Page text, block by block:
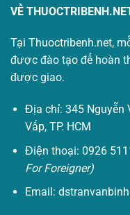
VỀ
Tại Thuoctribenh.net,
được đào tạo để hoàn
được giao.
Địa chỉ: 345 Nguyễn
Vấp, TP. HCM
Điện thoại: 0926
For Foreigner)
Email: